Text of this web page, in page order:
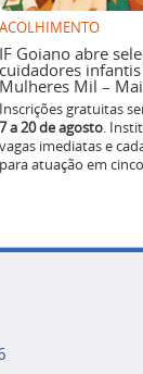
ACOLHIMENTO
IF Goiano abre
cuidadores
Mulheres Mil –
Inscrições gratuitas
7 a 20 de agosto.
vagas imediatas e
para atuação em